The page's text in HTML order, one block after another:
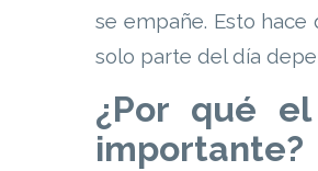
se empañe. Esto
solo parte del día
¿Por qué
importante?